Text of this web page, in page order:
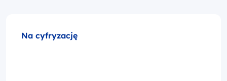
Na cyfryzację